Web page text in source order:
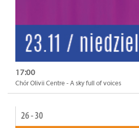
17:00
Chór Olivii Centre - A sky full of voices
26 - 30